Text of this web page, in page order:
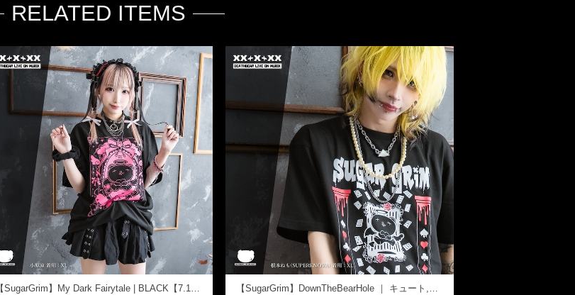
RELATED ITEMS
【SugarGrim】My Dark Fairytale | BLACK【7.13まで送料無料】 ｜ キュート,ファンシーTシャツ / ゴシック / 熊ベア 【SugarGrim】DownTheBearHole ｜ キュート,ファンシーTシャツ / ゴシック / 熊ベア